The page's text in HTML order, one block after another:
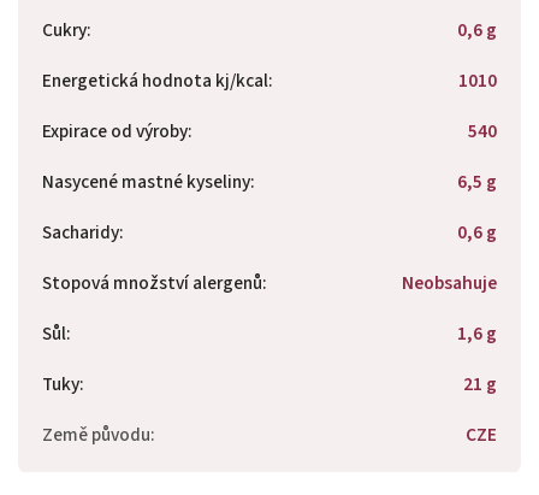
Cukry:
0,6 g
Energetická hodnota kj/kcal:
1010
Expirace od výroby:
540
Nasycené mastné kyseliny:
6,5 g
Sacharidy:
0,6 g
Stopová množství alergenů:
Neobsahuje
Sůl:
1,6 g
Tuky:
21 g
Země původu: CZE